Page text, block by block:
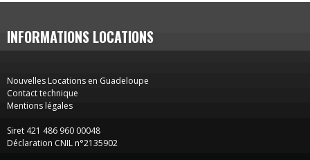
INFORMATIONS LOCATIONS
Nouvelles Locations en Guadeloupe
Contact technique
Mentions légales
Siret 421 486 960 00048
Déclaration CNIL n°2135902